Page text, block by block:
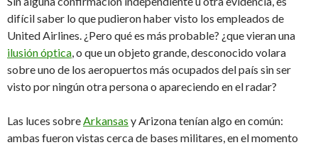
difícil saber lo que pudieron haber visto los empleados de
United Airlines. ¿Pero qué es más probable? ¿que vieran una
ilusión óptica, o que un objeto grande, desconocido volara
sobre uno de los aeropuertos más ocupados del país sin ser
visto por ningún otra persona o apareciendo en el radar?
Las luces sobreArkansas y Arizona tenían algo en común:
ambas fueron vistas cerca de bases militares, en el momento